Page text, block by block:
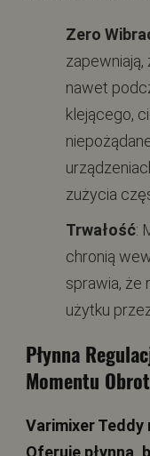
Zero
zapewniają,
nawet
klejącego,
zużycia
Trwałość:
chronią
sprawia, że
użytku
Płynna
Momentu
Varimixer Teddy
Oferuje płynną,